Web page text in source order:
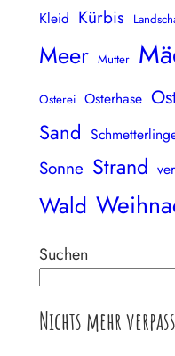
Kleid Kürbis
Meer Mutter
Osterei Osterhase
Sand
Sonne Strand
Wald
Suchen
Nichts mehr